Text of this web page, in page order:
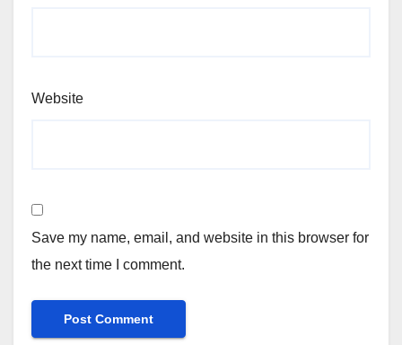
Website
Save my name, email, and website in this browser for
the next time I comment.